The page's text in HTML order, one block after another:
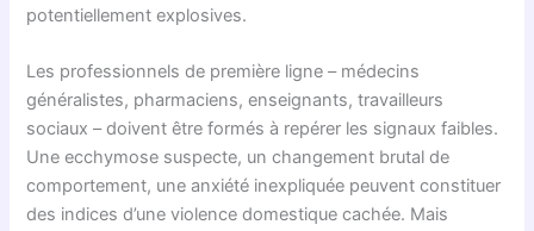
potentiellement explosives.
Les professionnels de première ligne – médecins
généralistes, pharmaciens, enseignants, travailleurs
sociaux – doivent être formés à repérer les signaux faibles.
Une ecchymose suspecte, un changement brutal de
comportement, une anxiété inexpliquée peuvent constituer
des indices d’une violence domestique cachée. Mais